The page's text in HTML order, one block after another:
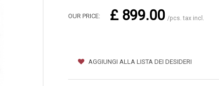
OUR PRICE: £ 899.00 /pcs. tax incl.
AGGIUNGI ALLA LISTA DEI DESIDERI